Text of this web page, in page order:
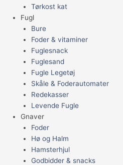
Tørkost kat
Fugl
Bure
Foder & vitaminer
Fuglesnack
Fuglesand
Fugle Legetøj
Skåle & Foderautomater
Redekasser
Levende Fugle
Gnaver
Foder
Hø og Halm
Hamsterhjul
Godbidder & snacks